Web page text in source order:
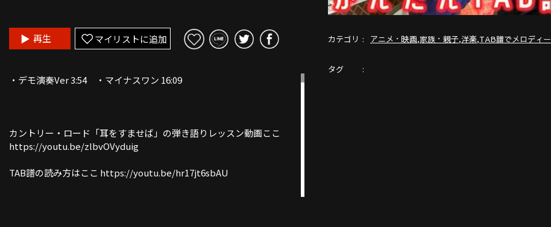
カテゴリ アニメ・映画,家族・親子,洋楽,TAB譜でメロディー
タグ
再生 マイリストに追加
・デモ演奏Ver 3:54 ・マイナスワン 16:09
カントリー・ロード「耳をすませば」の弾き語りレッスン動画ここ
https://youtu.be/zlbvOVyduig
TAB譜の読み方はここ https://youtu.be/hr17jt6sbAU